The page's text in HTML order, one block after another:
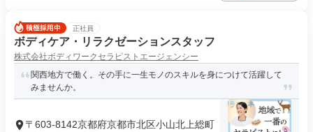
正社員
ボディケア・リラクゼーションスタッフ
株式会社ボディワークセラピストエージェンシー
関西地方で働く。その手に一生モノのスキルを身につけて活躍して
みませんか。
〒603-8142京都府京都市北区小山北上総町